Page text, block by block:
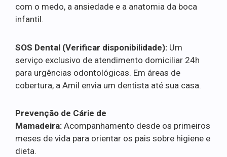
com o medo, a ansiedade e a anatomia da boca
infantil.
SOS Dental (Verificar disponibilidade): Um
serviço exclusivo de atendimento domiciliar 24h
para urgências odontológicas. Em áreas de
cobertura, a Amil envia um dentista até sua casa.
Prevenção de Cárie de
Mamadeira: Acompanhamento desde os primeiros
meses de vida para orientar os pais sobre higiene e
dieta.